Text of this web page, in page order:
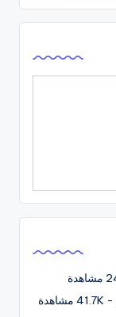
- 41.7K مشاهدة